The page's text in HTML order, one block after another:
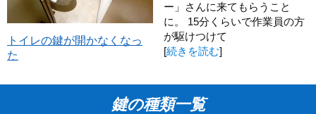
トイレの鍵が開かなくなっ
た
ー」さんに来てもらうこと
に。 15分くらいで作業員の方
が駆けつけて
[続きを読む]
鍵の種類一覧